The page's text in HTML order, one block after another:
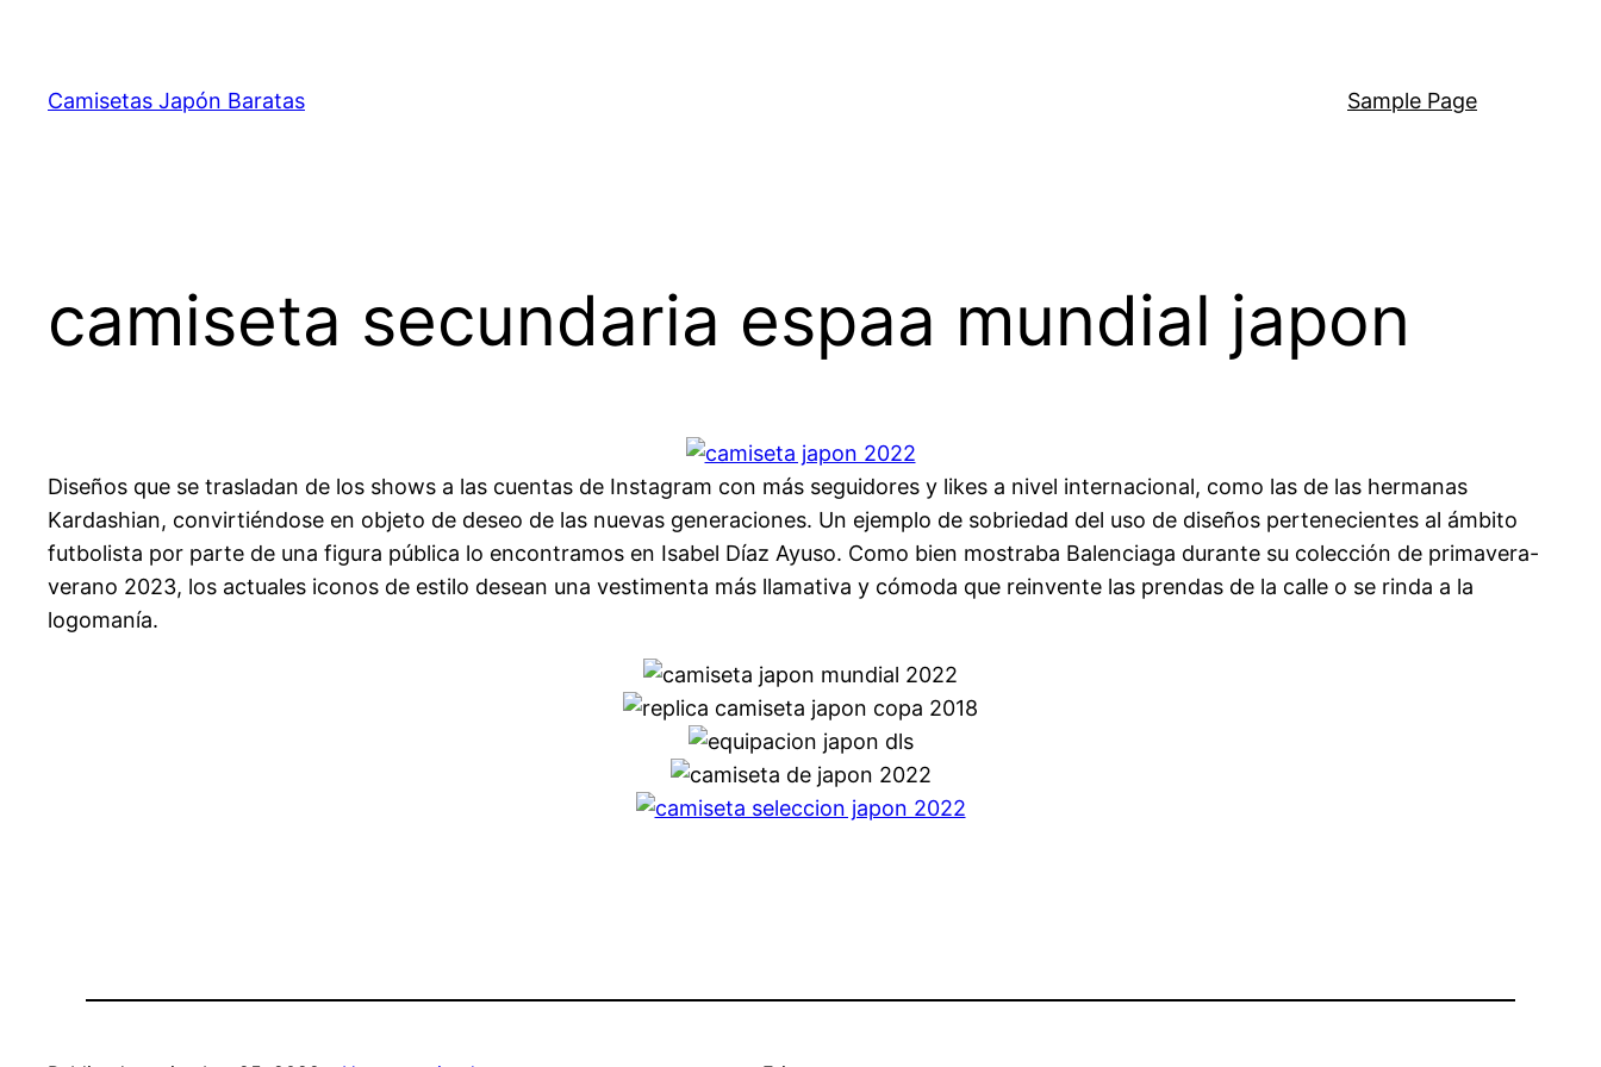
contenido
Camisetas Japón Baratas Sample Page
camiseta secundaria espaa mundial japon
Diseños que se trasladan de los shows a las cuentas de Instagram con más seguidores y likes a nivel internacional, como las de las hermanas
Kardashian, convirtiéndose en objeto de deseo de las nuevas generaciones. Un ejemplo de sobriedad del uso de diseños pertenecientes al ámbito
futbolista por parte de una figura pública lo encontramos en Isabel Díaz Ayuso. Como bien mostraba Balenciaga durante su colección de primavera-
verano 2023, los actuales iconos de estilo desean una vestimenta más llamativa y cómoda que reinvente las prendas de la calle o se rinda a la
logomanía.